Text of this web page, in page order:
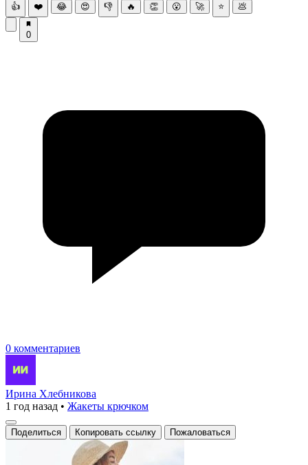
👍 ❤️ 😂 😍 👎 🔥 👏 😮 🚀 ⭐ 💩
0
0 комментариев
Ирина Хлебникова
1 год назад • Жакеты крючком
Поделиться Копировать ссылку Пожаловаться